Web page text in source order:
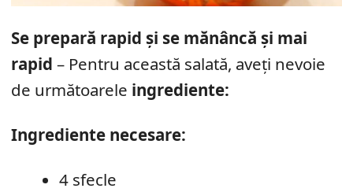
Se prepară rapid și se mănâncă și mai
rapid – Pentru această salată, aveți nevoie
de următoarele ingrediente:
Ingrediente necesare:
4 sfecle